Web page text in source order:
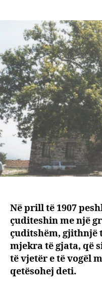
Në prill të 1907
çuditeshin me një
çuditshëm, gjithnjë
mjekra të gjata, që
të vjetër e të vogël
qetësohej deti.